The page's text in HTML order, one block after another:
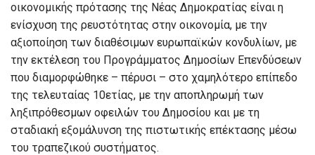
οικονομικής πρότασης της Νέας Δημοκρατίας είναι η
ενίσχυση της ρευστότητας στην οικονομία, με την
αξιοποίηση των διαθέσιμων ευρωπαϊκών κονδυλίων, με
την εκτέλεση του Προγράμματος Δημοσίων Επενδύσεων
που διαμορφώθηκε – πέρυσι – στο χαμηλότερο επίπεδο
της τελευταίας 10ετίας, με την αποπληρωμή των
ληξιπρόθεσμων οφειλών του Δημοσίου και με τη
σταδιακή εξομάλυνση της πιστωτικής επέκτασης μέσω
του τραπεζικού συστήματος.